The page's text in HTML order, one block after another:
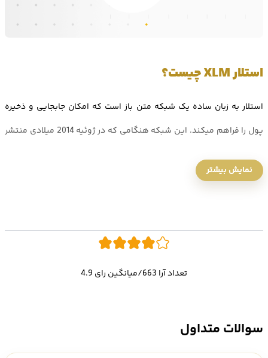
استلارXLMچیست؟
استلار به زبان ساده یک شبکه متن باز است که امکان جابجایی و ذخیره
پول را فراهم میکند. این شبکه هنگامی که در ژوئیه 2014 میلادی منتشر
جهان بود. اما اندکی بعد، اولویت آن به کمک به تعامل شرکتهای مالی از
توکن اصلی شبکه استلار، لومن (XLM)، به عنوان پلی جهت کاهش
نمایش بیشتر
تعداد آرا 663/میانگین رای 4.9
سوالات متداول